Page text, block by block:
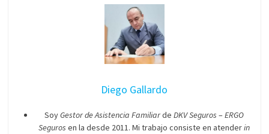
Diego Gallardo
SoyGestor de Asistencia Familiarde DKV Seguros –ERGO
Seguros en la desde 2011. Mi trabajo consiste en atenderin